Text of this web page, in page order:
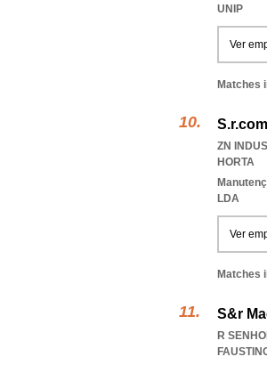
UNIP
Ver
Matches
ZN
HORTA
LDA
Ver
Matches
S&r
R